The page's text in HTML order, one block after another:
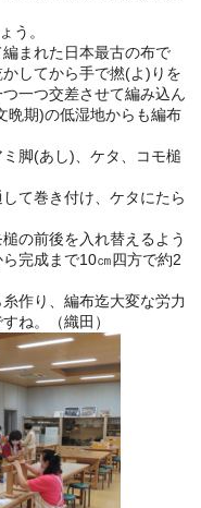
う。
まれた日本最古の布で
してから手で撚(よ)りを
一つ交差させて編み込ん
晩期)の低湿地からも編布
脚(あし)、ケタ、コモ槌
て巻き付け、ケタにたら
の前後を入れ替えるよう
完成まで10㎝四方で約2
作り、編布迄大変な労力
ね。（織田）